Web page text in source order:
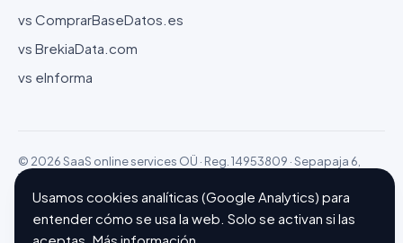
vs ComprarBaseDatos.es
vs BrekiaData.com
vs eInforma
© 2026 SaaS online services OÜ · Reg. 14953809 · Sepapaja 6,
15551 Tallinn (Estonia)
Configurar cookiesHecho con ❤ en Barcelona
Usamos cookies analíticas (Google Analytics) para
entender cómo se usa la web. Solo se activan si las